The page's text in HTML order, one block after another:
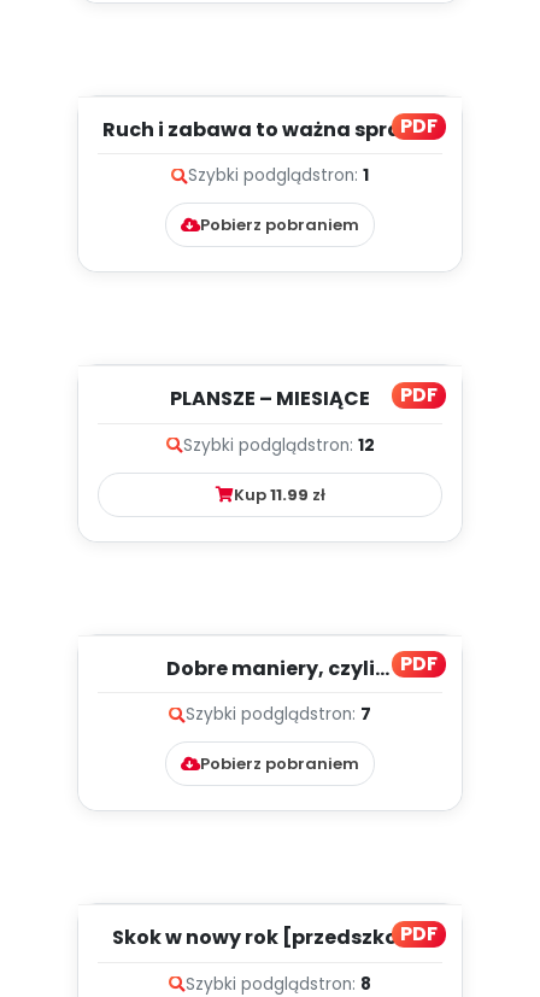
PDF
Ruch i zabawa to ważna sprawa,
Szybki podglądstron: 1
Pobierz pobraniem
PDF
PLANSZE – MIESIĄCE
Szybki podglądstron: 12
Kup11.99 zł
PDF
Dobre maniery, czyli
[przedszkolne...
Szybki podglądstron: 7
Pobierz pobraniem
PDF
Skok w nowy rok [przedszkolne
Szybki podglądstron: 8